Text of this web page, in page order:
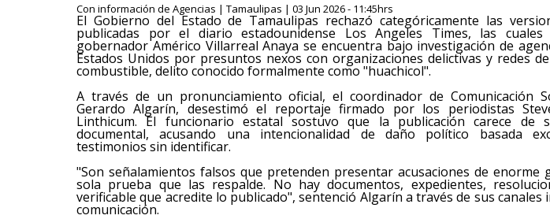
Con información de Agencias | Tamaulipas | 03 Jun 2026 - 11:45hrs
El Gobierno del Estado de Tamaulipas rechazó categóricamente las
publicadas por el diario estadounidense Los Angeles Times, las
gobernador Américo Villarreal Anaya se encuentra bajo investigación de
Estados Unidos por presuntos nexos con organizaciones delictivas y redes
combustible, delito conocido formalmente como "huachicol".
A través de un pronunciamiento oficial, el coordinador de Comunicación
Gerardo Algarín, desestimó el reportaje firmado por los periodistas
Linthicum. El funcionario estatal sostuvo que la publicación carece de
documental, acusando una intencionalidad de daño político basada
testimonios sin identificar.
"Son señalamientos falsos que pretenden presentar acusaciones de enorme
sola prueba que las respalde. No hay documentos, expedientes,
verificable que acredite lo publicado", sentenció Algarín a través de sus canales
comunicación.